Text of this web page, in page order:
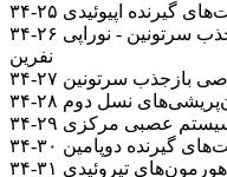
گیرنده اپیوئیدی
۳۴-۲۶ مهارکننده‌های اختصاصی بازجذب سرتونین - نوراپی
نفرین
بازجذب سرتونین
نسل دوم
سیستم عصبی مرکزی
گیرنده دوپامین
۳۴-۳۱ هورمون‌های تیروئیدی